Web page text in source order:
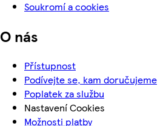
Soukromí a cookies
O nás
Přístupnost
Podívejte se, kam doručujeme
Poplatek za službu
Nastavení Cookies
Možnosti platby